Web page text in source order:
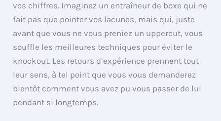
vos chiffres. Imaginez un entraîneur de boxe qui ne
fait pas que pointer vos lacunes, mais qui, juste
avant que vous ne vous preniez un uppercut, vous
souffle les meilleures techniques pour éviter le
knockout. Les retours d’expérience prennent tout
leur sens, à tel point que vous vous demanderez
bientôt comment vous avez pu vous passer de lui
pendant si longtemps.